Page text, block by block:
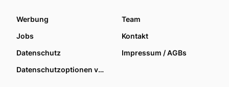
Werbung
Team
Jobs
Kontakt
Datenschutz
Impressum / AGBs
Datenschutzoptionen verwalten